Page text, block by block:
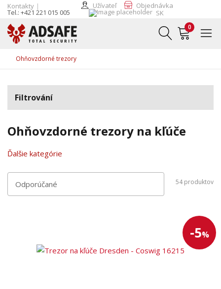
Kontakty
Tel.: +421 221 015 005
Užívateľ
Objednávka
SK
0
Ohňovzdorné trezory
Filtrování
Ohňovzdorné trezory na kľúče
Ďalšie kategórie
54produktov
-5%